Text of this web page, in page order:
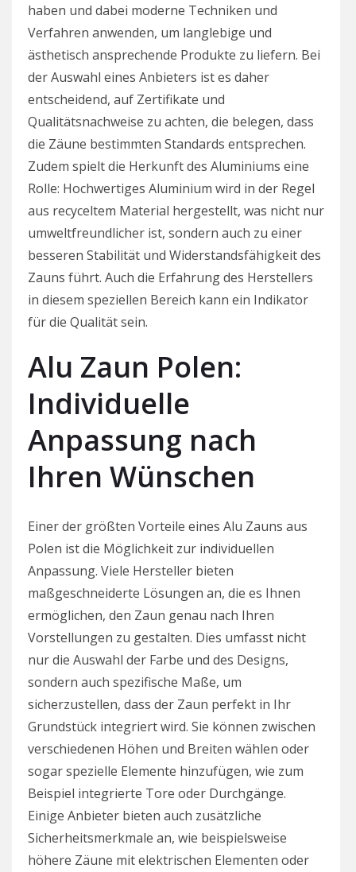
haben und dabei moderne Techniken und
Verfahren anwenden, um langlebige und
ästhetisch ansprechende Produkte zu liefern. Bei
der Auswahl eines Anbieters ist es daher
entscheidend, auf Zertifikate und
Qualitätsnachweise zu achten, die belegen, dass
die Zäune bestimmten Standards entsprechen.
Zudem spielt die Herkunft des Aluminiums eine
Rolle: Hochwertiges Aluminium wird in der Regel
aus recyceltem Material hergestellt, was nicht nur
umweltfreundlicher ist, sondern auch zu einer
besseren Stabilität und Widerstandsfähigkeit des
Zauns führt. Auch die Erfahrung des Herstellers
in diesem speziellen Bereich kann ein Indikator
für die Qualität sein.
Alu Zaun Polen:
Individuelle
Anpassung nach
Ihren Wünschen
Einer der größten Vorteile eines Alu Zauns aus
Polen ist die Möglichkeit zur individuellen
Anpassung. Viele Hersteller bieten
maßgeschneiderte Lösungen an, die es Ihnen
ermöglichen, den Zaun genau nach Ihren
Vorstellungen zu gestalten. Dies umfasst nicht
nur die Auswahl der Farbe und des Designs,
sondern auch spezifische Maße, um
sicherzustellen, dass der Zaun perfekt in Ihr
Grundstück integriert wird. Sie können zwischen
verschiedenen Höhen und Breiten wählen oder
sogar spezielle Elemente hinzufügen, wie zum
Beispiel integrierte Tore oder Durchgänge.
Einige Anbieter bieten auch zusätzliche
Sicherheitsmerkmale an, wie beispielsweise
höhere Zäune mit elektrischen Elementen oder